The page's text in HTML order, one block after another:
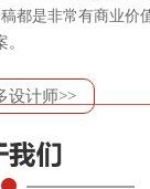
都是非常有商业价
。
设计师>>